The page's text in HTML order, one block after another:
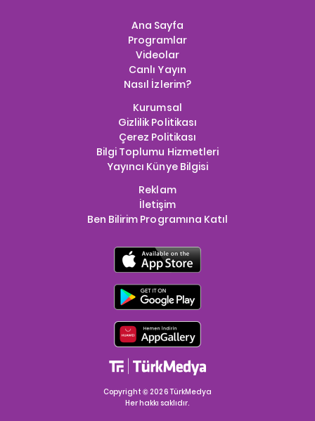
Ana Sayfa
Programlar
Videolar
Canlı Yayın
Nasıl İzlerim?
Kurumsal
Gizlilik Politikası
Çerez Politikası
Bilgi Toplumu Hizmetleri
Yayıncı Künye Bilgisi
Reklam
İletişim
Ben Bilirim Programına Katıl
Copyright © 2026 TürkMedya
Her hakkı saklıdır.